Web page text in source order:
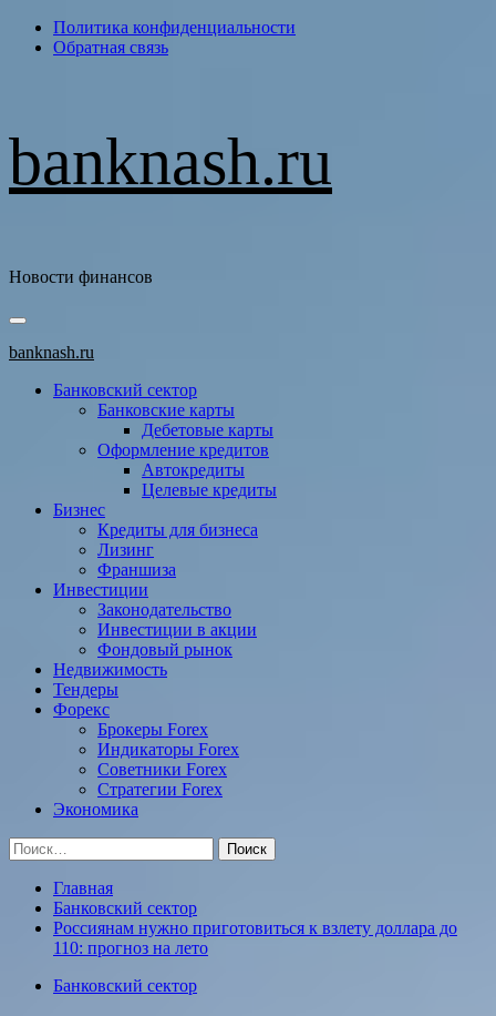
ПерейтиПолитика конфиденциальности
Обратная связь
banknash.ru
Новости финансов
Основное
меню
banknash.ru
Банковский сектор
Банковские карты
Дебетовые карты
Оформление кредитов
Автокредиты
Целевые кредиты
Бизнес
Кредиты для бизнеса
Лизинг
Франшиза
Инвестиции
Законодательство
Инвестиции в акции
Фондовый рынок
Недвижимость
Тендеры
Форекс
Брокеры Forex
Индикаторы Forex
Советники Forex
Стратегии Forex
Экономика
Найти:
Главная
Банковский сектор
Россиянам нужно приготовиться к взлету доллара до
110: прогноз на лето
Банковский сектор